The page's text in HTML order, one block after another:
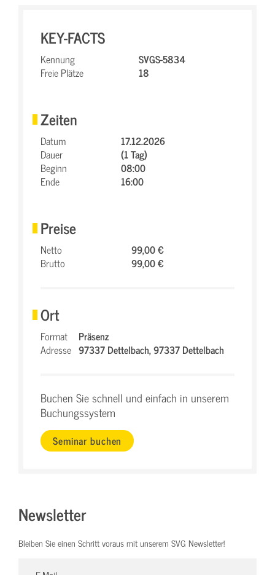
KEY-FACTS
Kennung
SVGS-5834
Freie Plätze
18
Zeiten
Datum
17.12.2026
Dauer
(1 Tag)
Beginn
08:00
Ende
16:00
Preise
Netto
99,00 €
Brutto
99,00 €
Ort
Format
Präsenz
Adresse 97337 Dettelbach,97337 Dettelbach
Buchen Sie schnell und einfach in unserem
Buchungssystem
Seminar buchen
Newsletter
Bleiben Sie einen Schritt voraus mit unserem SVG Newsletter!